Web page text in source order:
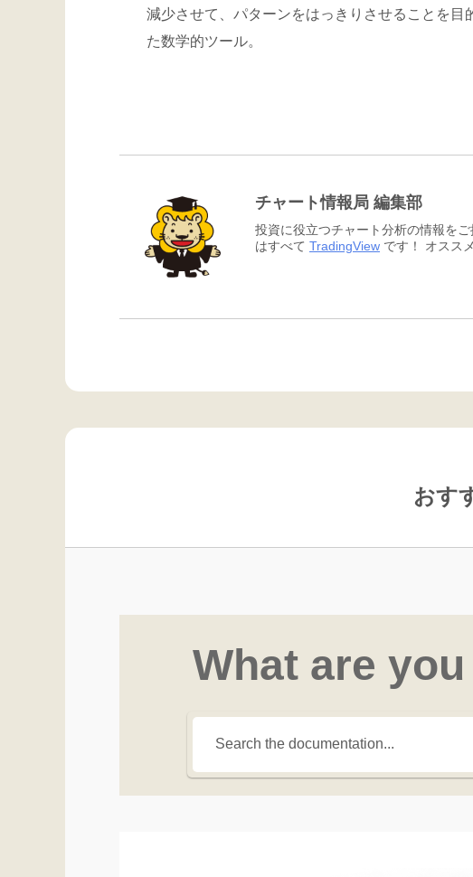
減少させて、パターンをはっきりさせることを目
た数学的ツール。
チャート情報局 編集部
投資に役立つチャート分析の情報を
はすべて TradingView です！ オスス
おす
What are